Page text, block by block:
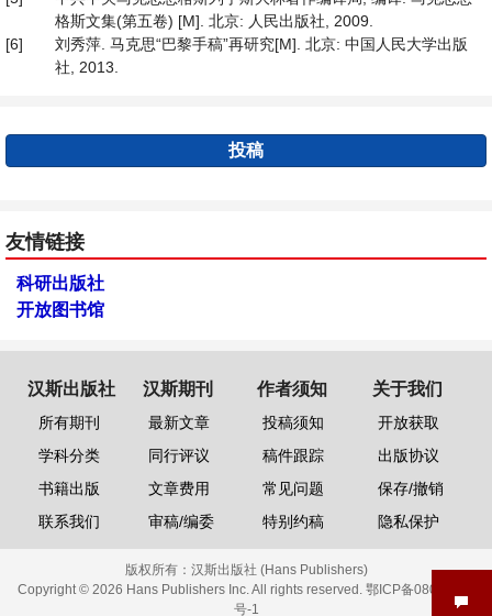
格斯文集(第五卷) [M]. 北京: 人民出版社, 2009.
[6]
刘秀萍. 马克思“巴黎手稿”再研究[M]. 北京: 中国人民大学出版
社, 2013.
投稿
友情链接
科研出版社
开放图书馆
汉斯出版社
所有期刊
学科分类
书籍出版
联系我们
汉斯期刊
最新文章
同行评议
文章费用
审稿/编委
作者须知
投稿须知
稿件跟踪
常见问题
特别约稿
关于我们
开放获取
出版协议
保存/撤销
隐私保护
版权所有： 汉斯出版社 (Hans Publishers)
Copyright © 2026 Hans Publishers Inc. All rights reserved. 鄂ICP备08006613
号-1